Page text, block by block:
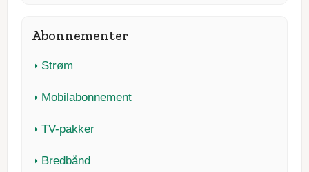
Abonnementer
Strøm
Mobilabonnement
TV-pakker
Bredbånd